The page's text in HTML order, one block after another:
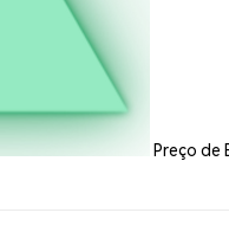
Preço de